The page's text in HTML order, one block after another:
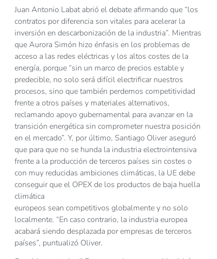
Juan Antonio Labat abrió el debate afirmando que “los
contratos por diferencia son vitales para acelerar la
inversión en descarbonización de la industria”. Mientras
que Aurora Simón hizo énfasis en los problemas de
acceso a las redes eléctricas y los altos costes de la
energía, porque “sin un marco de precios estable y
predecible, no solo será difícil electrificar nuestros
procesos, sino que también perdemos competitividad
frente a otros países y materiales alternativos,
reclamando apoyo gubernamental para avanzar en la
transición energética sin comprometer nuestra posición
en el mercado”. Y, por último, Santiago Oliver aseguró
que para que no se hunda la industria electrointensiva
frente a la producción de terceros países sin costes o
con muy reducidas ambiciones climáticas, la UE debe
conseguir que el OPEX de los productos de baja huella
climática
europeos sean competitivos globalmente y no solo
localmente. “En caso contrario, la industria europea
acabará siendo desplazada por empresas de terceros
países”, puntualizó Oliver.